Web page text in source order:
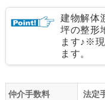
建物解体
坪の整形
ます♪※
ます。
仲介手数料 法定